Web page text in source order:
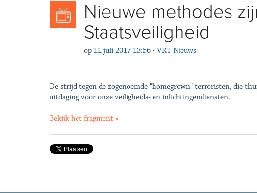
Nieuwe methodes
Staatsveiligheid
op 11 juli 2017 13:56 • VRT Nieuws
De strijd tegen de zogenoemde "homegrown" terroristen, die
uitdaging voor onze veiligheids- en inlichtingendiensten.
Bekijk het fragment »